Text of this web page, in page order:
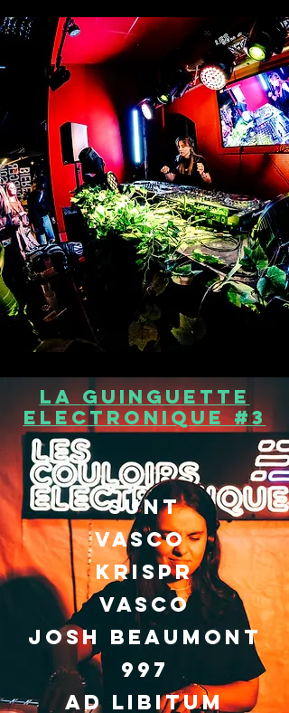
laguinguette
electronique #3
sunt
vasco
krispr
vasco
josh beaumont
997
AD LIBITUM